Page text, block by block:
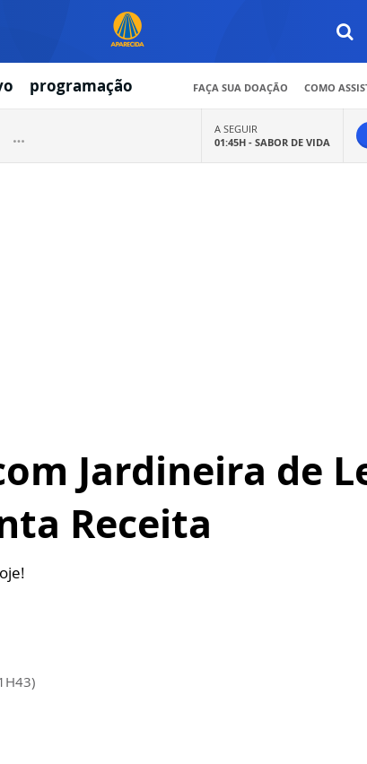
programação FAÇA SUA DOAÇÃO COMO
A SEGUIR
01:45H - SABOR DE VIDA
Jardineira de
Receita